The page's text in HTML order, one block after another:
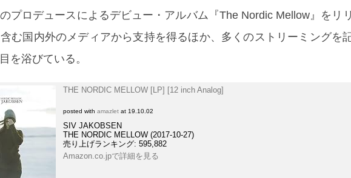
プロデュースによるデビュー・アルバム『The Nordic Mellow』をリリ
む国内外のメディアから支持を得るほか、多くのストリーミングを
を浴びている。
THE NORDIC MELLOW [LP] [12 inch Analog]
posted withamazlet at 19.10.02
SIV JAKOBSEN
THE NORDIC MELLOW (2017-10-27)
売り上げランキング: 595,882
Amazon.co.jpで詳細を見る